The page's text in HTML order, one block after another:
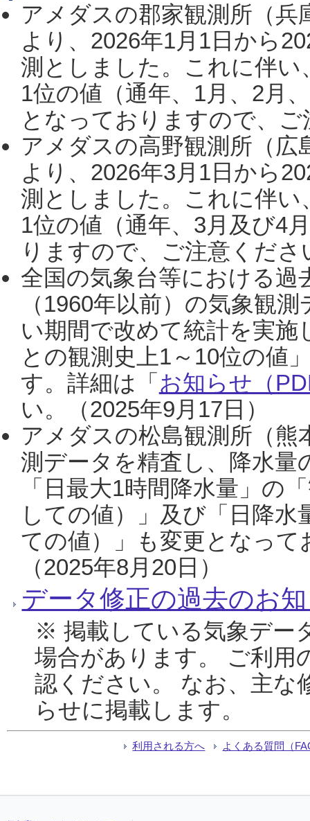
アメダスの郡家観測所（
より、2026年1月1日から
測としました。これに伴い
1位の値（通年、1月、2月
となっておりますので、
アメダスの高野観測所（
より、2026年3月1日から
測としました。これに伴い
1位の値（通年、3月及び4
りますので、ご注意くだ
全国の気象台等における過
（1960年以前）の気象観
い期間で改めて統計を実
との観測史上1～10位の値
す。詳細は「 お知らせ（
い。（2025年9月17日）
アメダスの松島観測所（熊
測データを精査し、降水
「日最大1時間降水量」の
しての値）」及び「日降
ての値）」も変更となっ
（2025年8月20日）
データ修正の過去のお
※ 掲載している気象デー
場合があります。 ご利用
認ください。 なお、主な
らせに掲載します。
利用される方へ よくある質問（